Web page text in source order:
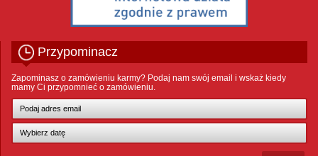
Przypominacz
Zapominasz o zamówieniu karmy? Podaj nam swój email i wskaż kiedy
mamy Ci przypomnieć o zamówieniu.